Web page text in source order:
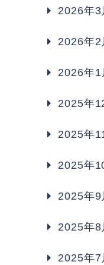
2026年3
2026年2
2026年1
2025年
2025年
2025年
2025年9
2025年8
2025年7